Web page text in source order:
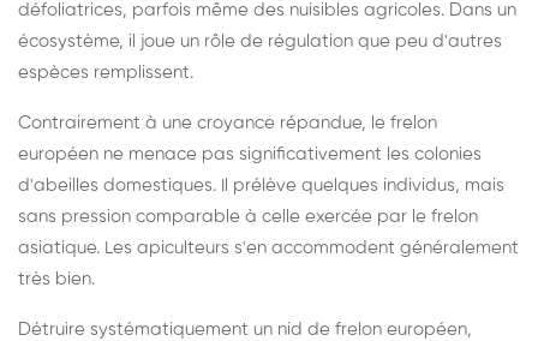
défoliatrices, parfois même des nuisibles agricoles. Dans un
écosystème, il joue un rôle de régulation que peu d'autres
espèces remplissent.
Contrairement à une croyance répandue, le frelon
européen ne menace pas significativement les colonies
d'abeilles domestiques. Il prélève quelques individus, mais
sans pression comparable à celle exercée par le frelon
asiatique. Les apiculteurs s'en accommodent généralement
très bien.
Détruire systématiquement un nid de frelon européen,